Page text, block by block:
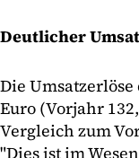
Deutlicher
Die Umsatzerlöse
Euro (Vorjahr
Vergleich zum
"Dies ist im